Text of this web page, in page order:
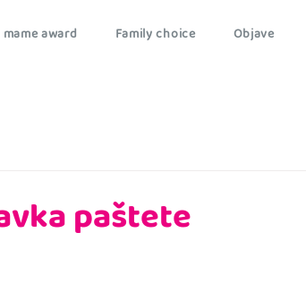
award Family choice Objave
paštete